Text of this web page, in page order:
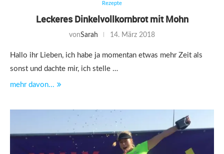
Rezepte
Leckeres Dinkelvollkornbrot mit Mohn
vonSarah 14. März 2018
Hallo ihr Lieben, ich habe ja momentan etwas mehr Zeit als
sonst und dachte mir, ich stelle …
mehr davon...